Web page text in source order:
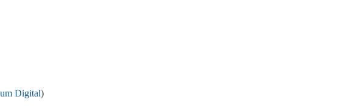
Digital)